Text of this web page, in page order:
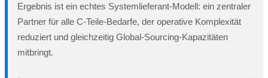
Ergebnis ist ein echtes Systemlieferant-Modell: ein zentraler
Partner für alle C-Teile-Bedarfe, der operative Komplexität
reduziert und gleichzeitig Global-Sourcing-Kapazitäten
mitbringt.